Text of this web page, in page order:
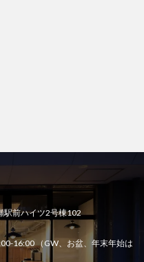
駅前ハイツ2号棟102
16:00 （GW、お盆、年末年始は